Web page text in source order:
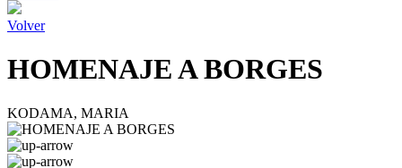
Volver
HOMENAJE A BORGES
KODAMA, MARIA